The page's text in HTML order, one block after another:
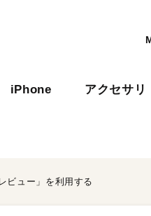
iPhone アクセサリ
ビュー」を利用する